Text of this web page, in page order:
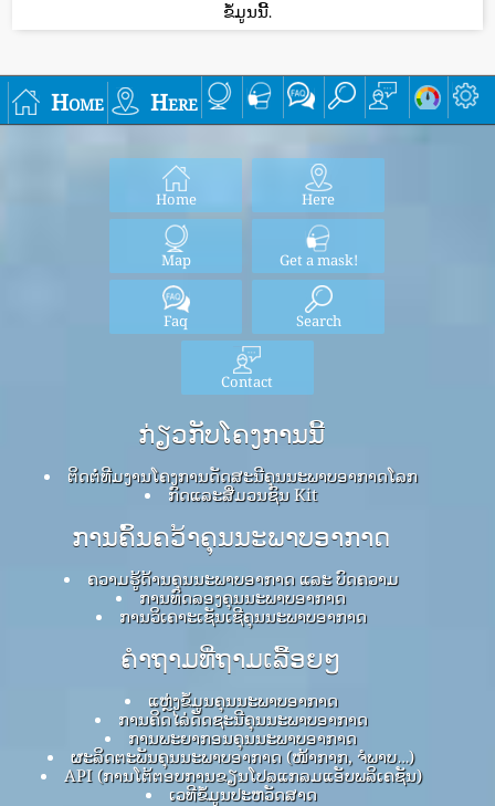
ຂໍ້ມູນນີ້.
Home Here
Home Here
Map Get a mask!
Faq Search
Contact
ກ່ຽວກັບໂຄງການນີ້
ຕິດຕໍ່ທີມງານໂຄງການດັດສະນີຄຸນນະພາບອາກາດໂລກ
ກົດ​ແລະ​ສື່​ມວນ​ຊົນ Kit
ການຄົ້ນຄວ້າຄຸນນະພາບອາກາດ
ຄວາມຮູ້ດ້ານຄຸນນະພາບອາກາດ ແລະ ບົດຄວາມ
ການທົດລອງຄຸນນະພາບອາກາດ
ການວິເຄາະເຊັນເຊີຄຸນນະພາບອາກາດ
ຄໍາຖາມທີ່ຖາມເລື້ອຍໆ
ແຫຼ່ງຂໍ້ມູນຄຸນນະພາບອາກາດ
ການຄິດໄລ່ດັດຊະນີຄຸນນະພາບອາກາດ
ການພະຍາກອນຄຸນນະພາບອາກາດ
ຜະລິດຕະພັນຄຸນນະພາບອາກາດ (ໜ້າກາກ, ຈໍພາບ…)
API (ການໂຕ້ຕອບການຂຽນໂປລແກລມແອັບພລິເຄຊັນ)
ເວທີຂໍ້ມູນປະຫວັດສາດ